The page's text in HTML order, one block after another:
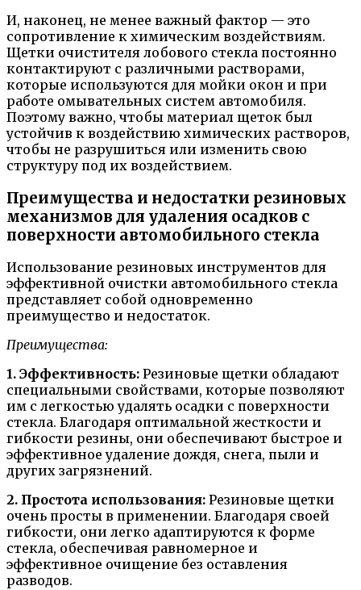
И, наконец, не менее важный фактор — это
сопротивление к химическим воздействиям.
Щетки очистителя лобового стекла постоянно
контактируют с различными растворами,
которые используются для мойки окон и при
работе омывательных систем автомобиля.
Поэтому важно, чтобы материал щеток был
устойчив к воздействию химических растворов,
чтобы не разрушиться или изменить свою
структуру под их воздействием.
Преимущества и недостатки резиновых
механизмов для удаления осадков с
поверхности автомобильного стекла
Использование резиновых инструментов для
эффективной очистки автомобильного стекла
представляет собой одновременно
преимущество и недостаток.
Преимущества:
1. Эффективность: Резиновые щетки обладают
специальными свойствами, которые позволяют
им с легкостью удалять осадки с поверхности
стекла. Благодаря оптимальной жесткости и
гибкости резины, они обеспечивают быстрое и
эффективное удаление дождя, снега, пыли и
других загрязнений.
2. Простота использования: Резиновые щетки
очень просты в применении. Благодаря своей
гибкости, они легко адаптируются к форме
стекла, обеспечивая равномерное и
эффективное очищение без оставления
разводов.